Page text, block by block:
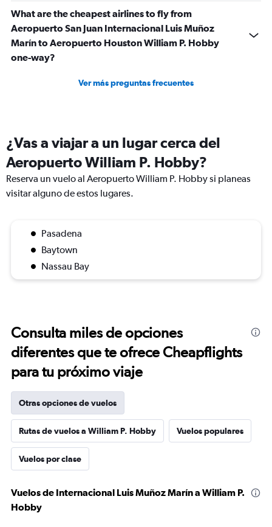
What are the cheapest airlines to fly from
Aeropuerto San Juan Internacional Luis Muñoz
Marín to Aeropuerto Houston William P. Hobby
one-way?
Ver más preguntas frecuentes
¿Vas a viajar a un lugar cerca del
Aeropuerto William P. Hobby?
Reserva un vuelo al Aeropuerto William P. Hobby si planeas
visitar alguno de estos lugares.
Pasadena
Baytown
Nassau Bay
Consulta miles de opciones
diferentes que te ofrece Cheapflights
para tu próximo viaje
Otras opciones de vuelos
Rutas de vuelos a William P. Hobby Vuelos populares
Vuelos por clase
Vuelos de Internacional Luis Muñoz Marín a William P.
Hobby